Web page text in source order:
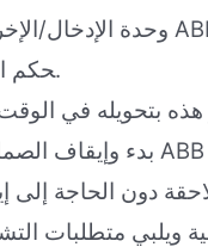
حكم المنفصل عند نقاط التنفيذ على مستوى الموقع.
هذه بتحويله في
دون الحاجة